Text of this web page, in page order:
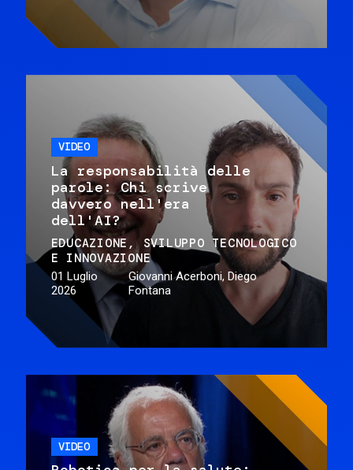
VIDEO
La responsabilità delle
parole: Chi scrive
davvero nell'era
dell'AI?
EDUCAZIONE
SVILUPPO TECNOLOGICO
E INNOVAZIONE
01 Luglio
2026
Giovanni Acerboni, Diego
Fontana
VIDEO